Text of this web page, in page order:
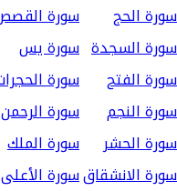
سورة الحج
سورة
سورة السجدة سورة يس
سورة الفتح
سورة
سورة النجم
سورة الرحمن
سورة الحشر
سورة الملك
سورة الانشقاقسورة الأعلى